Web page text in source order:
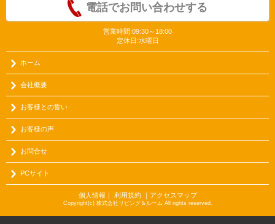
電話でお問い合わせする
営業時間:09:30～18:00
定休日:水曜日
ホーム
会社概要
お客様との誓い
お客様の声
お問合せ
PCサイト
個人情報 ｜ 利用規約｜ アクセスマップ
Copyright(c) 株式会社リビング＆ルーム All rights reserved.